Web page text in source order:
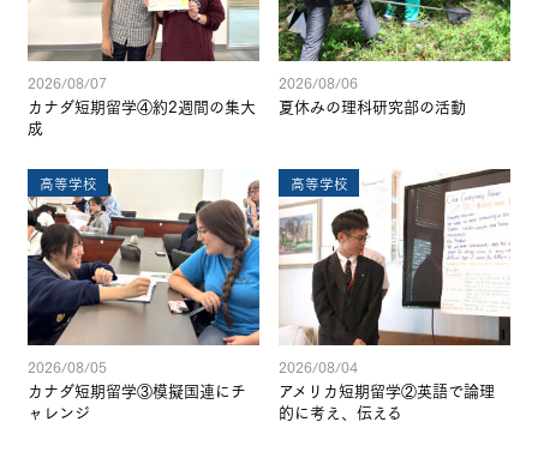
2026/08/07
カナダ短期留学④約2週間の集大
成
2026/08/06
夏休みの理科研究部の活動
高等学校
2026/08/05
カナダ短期留学③模擬国連にチ
ャレンジ
高等学校
2026/08/04
アメリカ短期留学②英語で論理
的に考え、伝える